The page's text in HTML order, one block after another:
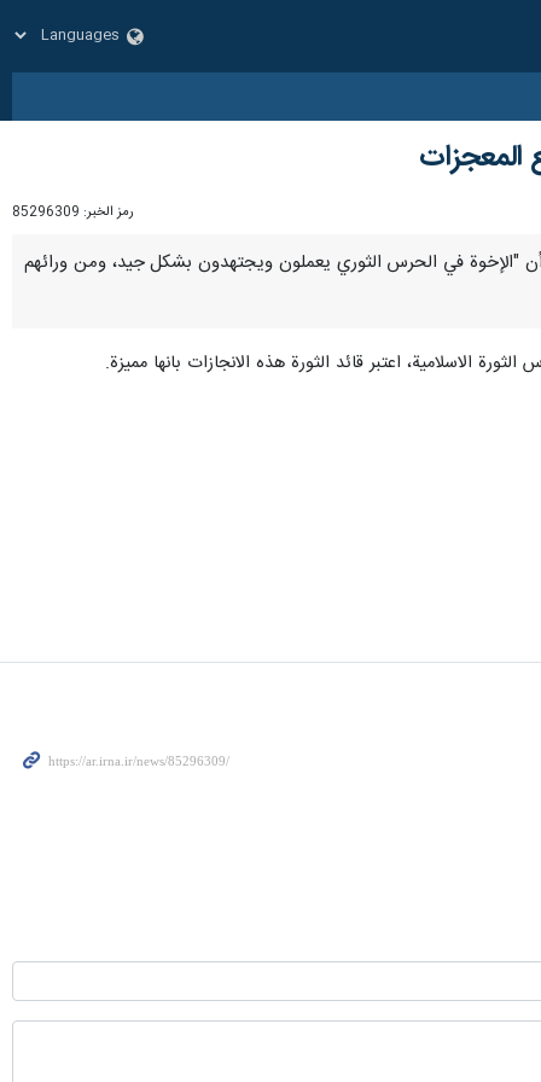
المعجزات
رمز الخبر: 85296309
على، أن "الإخوة في الحرس الثوري يعملون ويجتهدون بشكل جيد، ومن ورائهم
الاسلامية، اعتبر قائد الثورة هذه الانجازات بانها مميزة.